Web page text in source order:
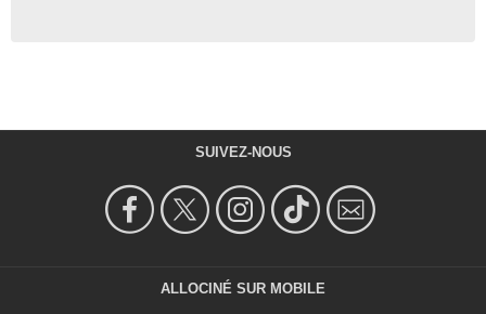
SUIVEZ-NOUS
ALLOCINÉ SUR MOBILE